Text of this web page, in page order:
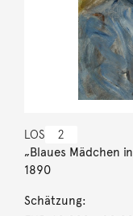
LOS 2
„Blaues Mädchen
1890
Schätzung: